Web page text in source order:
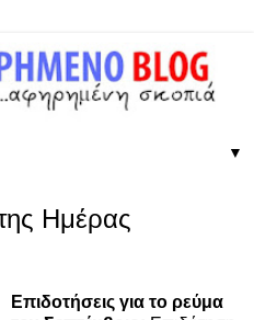
▼
Ημέρας
Επιδοτήσεις για το ρεύμα